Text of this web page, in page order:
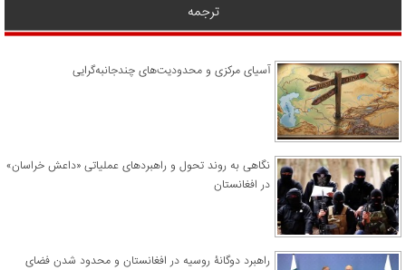
ترجمه
آسیای مرکزی و محدودیت‌های چندجانبه‌گرایی
نگاهی به روند تحول و راهبردهای عملیاتی «داعش خراسان»
در افغانستان
راهبرد دوگانۀ روسیه در افغانستان و محدود شدن فضای